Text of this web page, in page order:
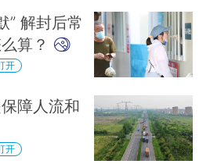
” 解封后常
算？
开
障人流和
开